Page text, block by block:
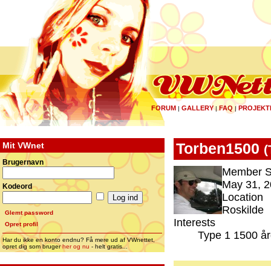
FORUM | GALLERY|FAQ |
Mit VWnet
Brugernavn
Kodeord
Glemt password
Opret profil
Har du ikke en konto endnu? Få mere ud af VWnettet,
opret dig som brugerher og nu - helt gratis...
Torben1500 (
Member
May 31,
Location
Roskilde
Interests
Type 1 1500